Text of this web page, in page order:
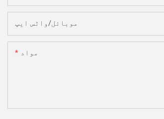
موبائل/واٹس ایپ
مواد